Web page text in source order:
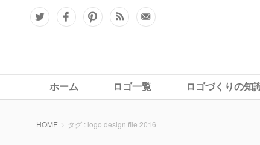
ホーム ロゴ一覧 ロゴづくりの知
HOME タグ : logo design file 2016